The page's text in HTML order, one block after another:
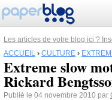
Les articles de votre blog ici ?
ACCUEIL › CULTURE ›
Extreme slow
Rickard
Publié le 04 novembre 2010 par